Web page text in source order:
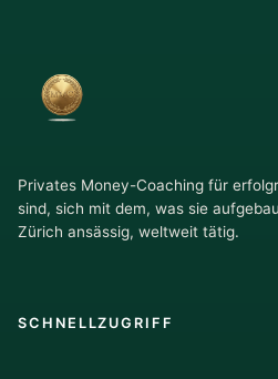
Privates Money-Coaching für
sind, sich mit dem, was sie
Zürich ansässig, weltweit tätig.
SCHNELLZUGRIFF